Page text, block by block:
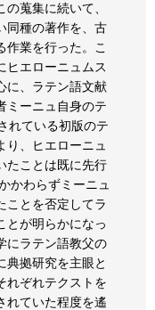
蒐集に続いて、
同種の著作を、古
作業を行った。こ
ヒエローニュムス
に、ラテン語文献
ミーニュ自身のテ
れている初版のテ
り、ヒエローニュ
たことは既に先行
かわらずミーニュ
ことを否定してラ
とが明らかになっ
にラテン語教父の
典拠研究を主眼と
れぞれテクストを
れていた程度を遙